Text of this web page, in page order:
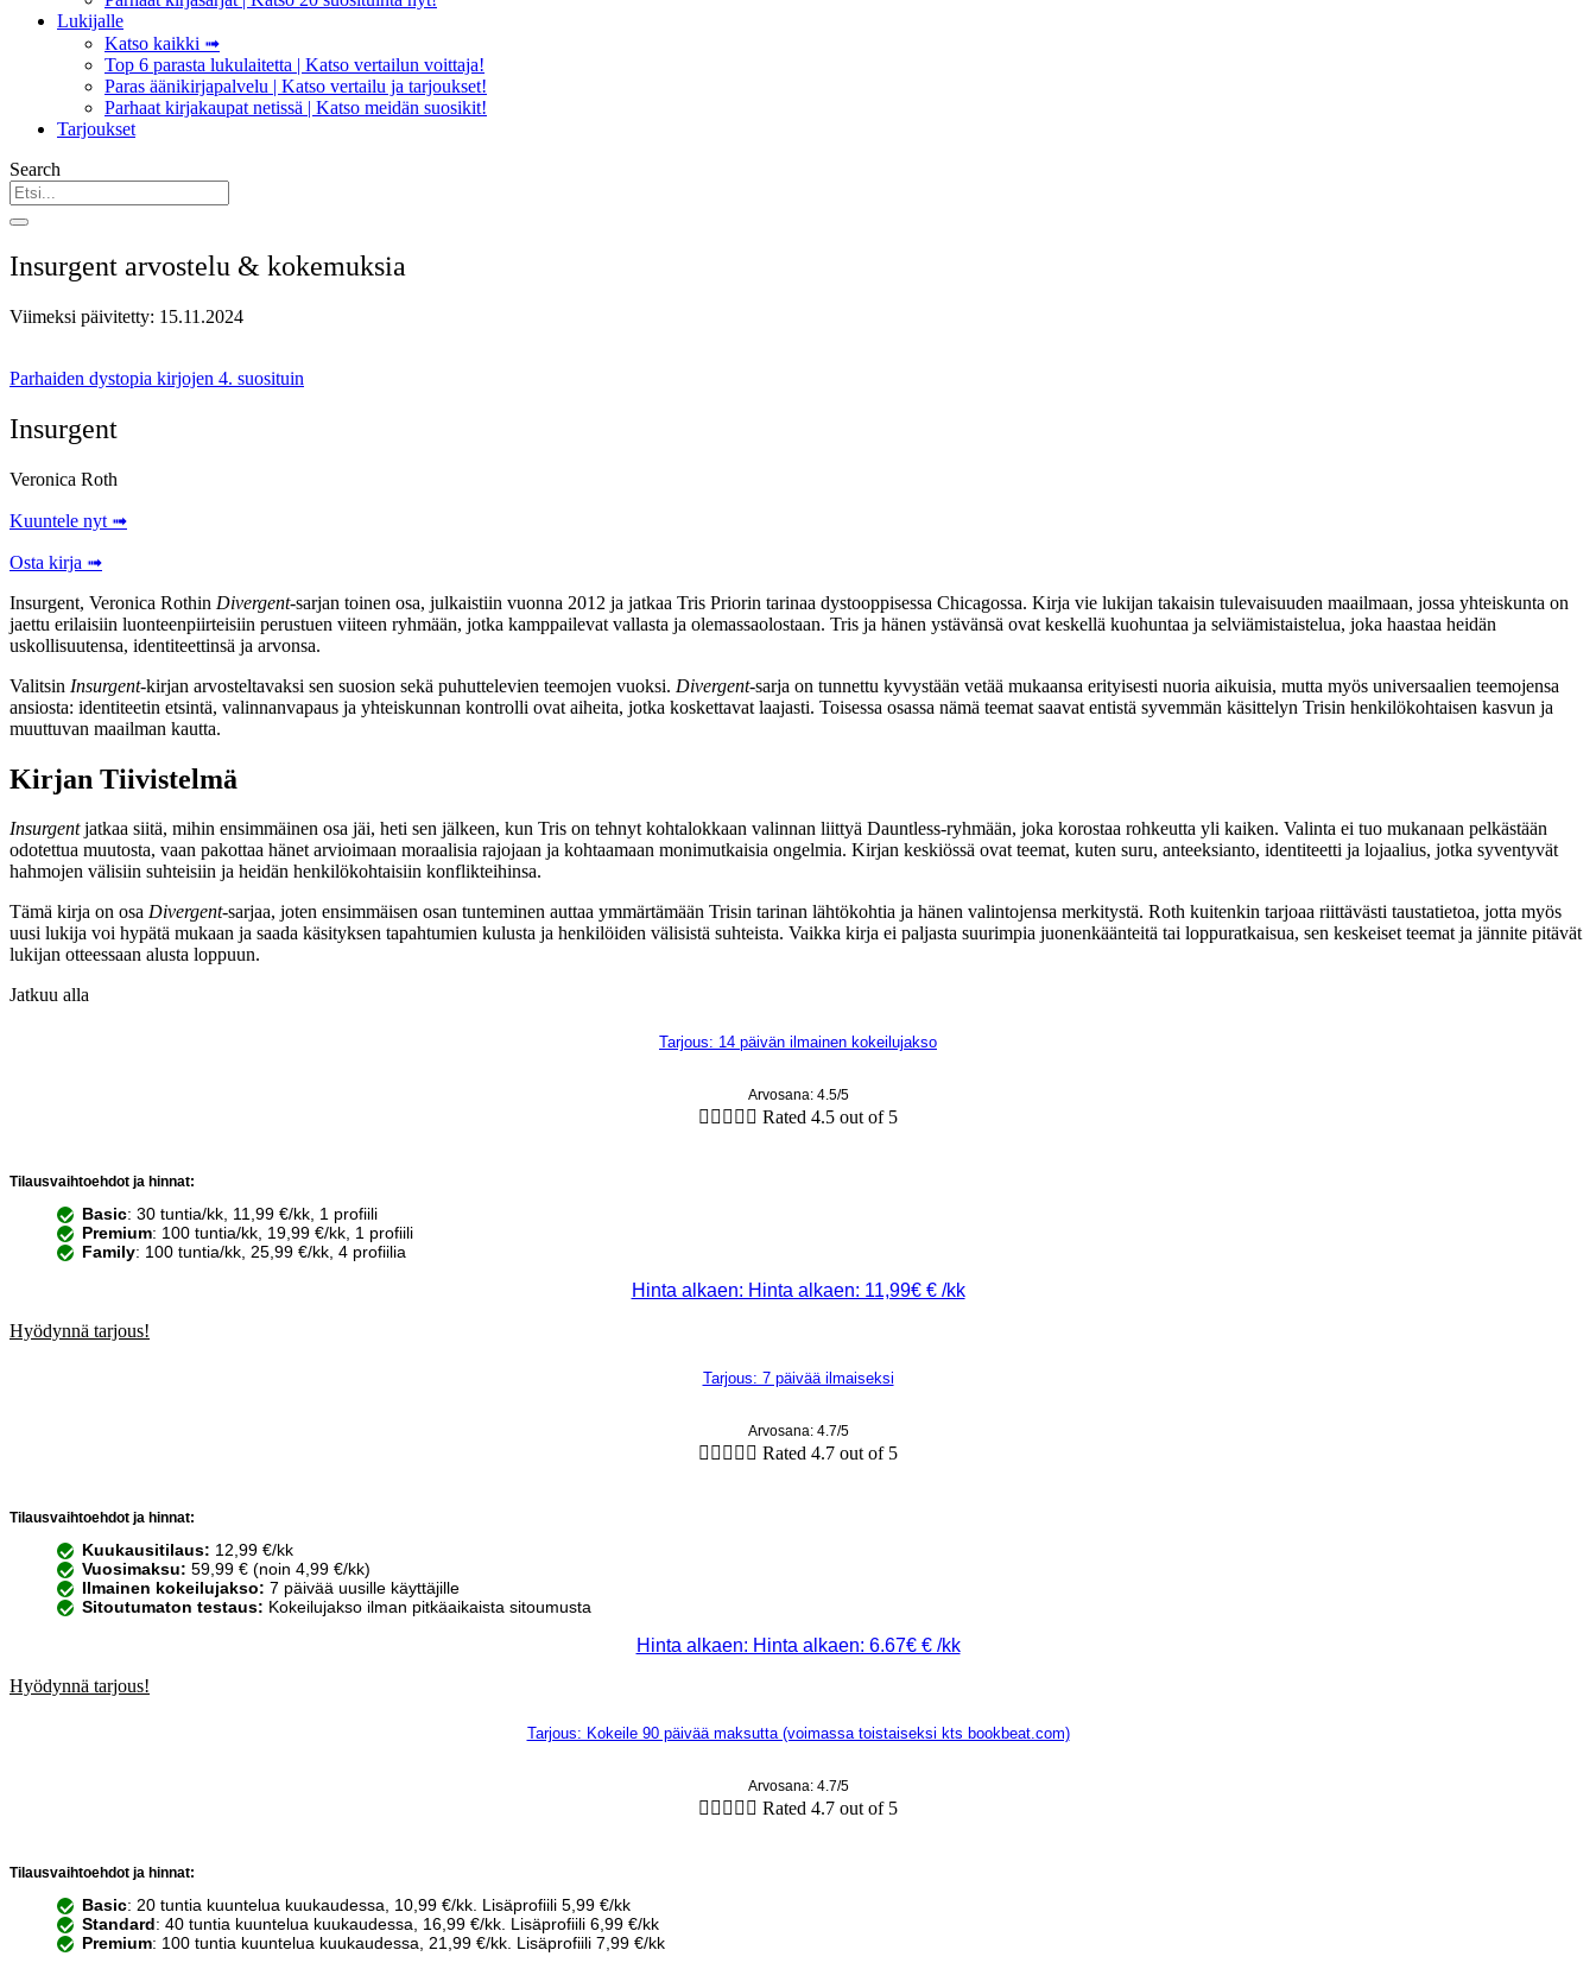
Lukijalle
Katso kaikki ➟
Top 6 parasta lukulaitetta | Katso vertailun voittaja!
Paras äänikirjapalvelu | Katso vertailu ja tarjoukset!
Parhaat kirjakaupat netissä | Katso meidän suosikit!
Tarjoukset
Search
Insurgent arvostelu & kokemuksia
Viimeksi päivitetty: 15.11.2024
Parhaiden dystopia kirjojen 4. suosituin
Insurgent
Veronica Roth
Kuuntele nyt ➟
Osta kirja ➟
Insurgent, Veronica Rothin Divergent-sarjan toinen osa, julkaistiin vuonna 2012 ja jatkaa Tris Priorin tarinaa dystooppisessa Chicagossa. Kirja vie lukijan takaisin tulevaisuuden maailmaan, jossa yhteiskunta on
jaettu erilaisiin luonteenpiirteisiin perustuen viiteen ryhmään, jotka kamppailevat vallasta ja olemassaolostaan. Tris ja hänen ystävänsä ovat keskellä kuohuntaa ja selviämistaistelua, joka haastaa heidän
uskollisuutensa, identiteettinsä ja arvonsa.
Valitsin Insurgent-kirjan arvosteltavaksi sen suosion sekä puhuttelevien teemojen vuoksi. Divergent-sarja on tunnettu kyvystään vetää mukaansa erityisesti nuoria aikuisia, mutta myös universaalien teemojensa
ansiosta: identiteetin etsintä, valinnanvapaus ja yhteiskunnan kontrolli ovat aiheita, jotka koskettavat laajasti. Toisessa osassa nämä teemat saavat entistä syvemmän käsittelyn Trisin henkilökohtaisen kasvun ja
muuttuvan maailman kautta.
Kirjan Tiivistelmä
Insurgentjatkaa siitä, mihin ensimmäinen osa jäi, heti sen jälkeen, kun Tris on tehnyt kohtalokkaan valinnan liittyä Dauntless-ryhmään, joka korostaa rohkeutta yli kaiken. Valinta ei tuo mukanaan pelkästään
odotettua muutosta, vaan pakottaa hänet arvioimaan moraalisia rajojaan ja kohtaamaan monimutkaisia ongelmia. Kirjan keskiössä ovat teemat, kuten suru, anteeksianto, identiteetti ja lojaalius, jotka syventyvät
hahmojen välisiin suhteisiin ja heidän henkilökohtaisiin konflikteihinsa.
Tämä kirja on osa Divergent-sarjaa, joten ensimmäisen osan tunteminen auttaa ymmärtämään Trisin tarinan lähtökohtia ja hänen valintojensa merkitystä. Roth kuitenkin tarjoaa riittävästi taustatietoa, jotta myös
uusi lukija voi hypätä mukaan ja saada käsityksen tapahtumien kulusta ja henkilöiden välisistä suhteista. Vaikka kirja ei paljasta suurimpia juonenkäänteitä tai loppuratkaisua, sen keskeiset teemat ja jännite pitävät
lukijan otteessaan alusta loppuun.
Jatkuu alla
Tarjous: 14 päivän ilmainen kokeilujakso
Arvosana: 4.5/5
     Rated 4.5 out of 5
Tilausvaihtoehdot ja hinnat:
Basic: 30 tuntia/kk, 11,99 €/kk, 1 profiili
Premium: 100 tuntia/kk, 19,99 €/kk, 1 profiili
Family: 100 tuntia/kk, 25,99 €/kk, 4 profiilia
Hinta alkaen: Hinta alkaen: 11,99€ € /kk
Hyödynnä tarjous!
Tarjous: 7 päivää ilmaiseksi
Arvosana: 4.7/5
     Rated 4.7 out of 5
Tilausvaihtoehdot ja hinnat:
Kuukausitilaus: 12,99 €/kk
Vuosimaksu: 59,99 € (noin 4,99 €/kk)
Ilmainen kokeilujakso: 7 päivää uusille käyttäjille
Sitoutumaton testaus: Kokeilujakso ilman pitkäaikaista sitoumusta
Hinta alkaen: Hinta alkaen: 6.67€ € /kk
Hyödynnä tarjous!
Tarjous: Kokeile 90 päivää maksutta (voimassa toistaiseksi kts bookbeat.com)
Arvosana: 4.7/5
     Rated 4.7 out of 5
Tilausvaihtoehdot ja hinnat:
Basic: 20 tuntia kuuntelua kuukaudessa, 10,99 €/kk. Lisäprofiili 5,99 €/kk
Standard: 40 tuntia kuuntelua kuukaudessa, 16,99 €/kk. Lisäprofiili 6,99 €/kk
Premium: 100 tuntia kuuntelua kuukaudessa, 21,99 €/kk. Lisäprofiili 7,99 €/kk